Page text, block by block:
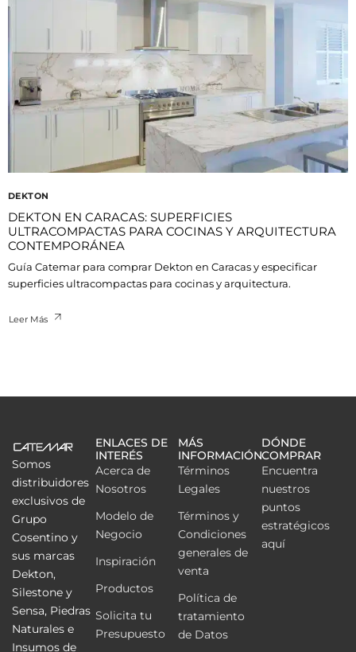
DEKTON
DEKTON EN CARACAS: SUPERFICIES
ULTRACOMPACTAS PARA COCINAS Y ARQUITECTURA
CONTEMPORÁNEA
Guía Catemar para comprar Dekton en Caracas y especificar
superficies ultracompactas para cocinas y arquitectura.
Leer Más
Somos
distribuidores
exclusivos de
Grupo
Cosentino y
sus marcas
Dekton,
Silestone y
Sensa, Piedras
Naturales e
Insumos de
ENLACES DE
INTERÉS
Acerca de
Nosotros
Modelo de
Negocio
Inspiración
Productos
Solicita tu
Presupuesto
MÁS
INFORMACIÓN
Términos
Legales
Términos y
Condiciones
generales de
venta
Política de
tratamiento
de Datos
DÓNDE
COMPRAR
Encuentra
nuestros
puntos
estratégicos
aquí